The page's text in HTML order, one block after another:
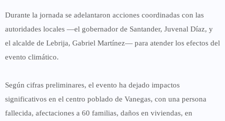
Durante la jornada se adelantaron acciones coordinadas con las
autoridades locales —el gobernador de Santander, Juvenal Díaz, y
el alcalde de Lebrija, Gabriel Martínez— para atender los efectos del
evento climático.
Según cifras preliminares, el evento ha dejado impactos
significativos en el centro poblado de Vanegas, con una persona
fallecida, afectaciones a 60 familias, daños en viviendas, en